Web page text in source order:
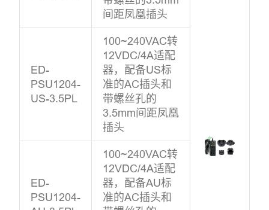
间距凤凰插头
ED-
PSU1204-
US-3.5PL
100~240VAC转
12VDC/4A适配
器，配备US标
准的AC插头和
带螺丝孔的
3.5mm间距凤凰
插头
ED-
PSU1204-
100~240VAC转
12VDC/4A适配
器，配备AU标
准的AC插头和